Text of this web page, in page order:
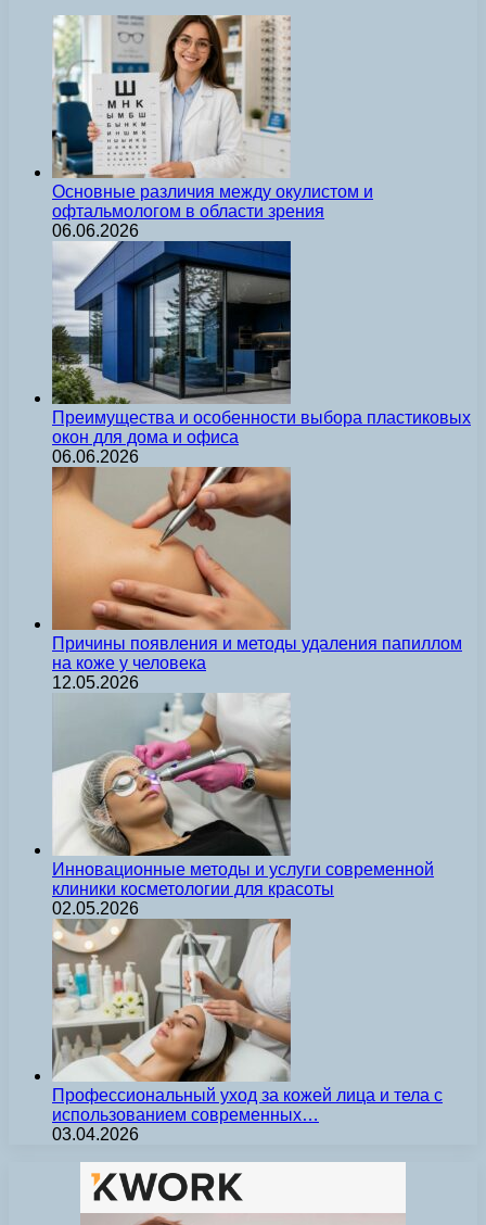
Основные различия между окулистом и
офтальмологом в области зрения
06.06.2026
Преимущества и особенности выбора пластиковых
окон для дома и офиса
06.06.2026
Причины появления и методы удаления папиллом
на коже у человека
12.05.2026
Инновационные методы и услуги современной
клиники косметологии для красоты
02.05.2026
Профессиональный уход за кожей лица и тела с
использованием современных…
03.04.2026